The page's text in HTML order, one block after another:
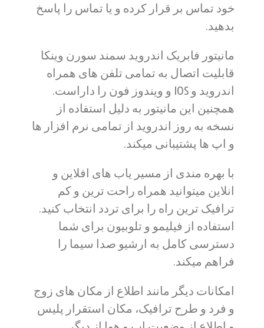
خود تماس بر قرار کرده و یا تماس را پاسخ
بدهید.
مانیتور فابریک اندروید سمند سورن وینکا
قابلیت اتصال به تمامی تلفن های همراه
اندروید و IOS و ویندوز فون را داراست.
همچنین این مانیتور به دلیل استفاده از
نسخه به روز اندروید از تمامی نرم افزار ها
و اپ ها پشتیبانی میکند.
با بهره مندی از مسیر یاب های افلاین و
انلاین میتوانید همراه راحت ترین و کم
ترافیک ترین راه را برای تردد انتخاب کنید.
استفاده از فیلیمو و تلوبیون برای شما
دسترسی کامل به ارشیو صدا سیما را
فراهم میکند.
امکانات دیگر مانند اطلاع از مکان های زوج
و فرد و طرح ترافیک، مکان استقرار پلیس